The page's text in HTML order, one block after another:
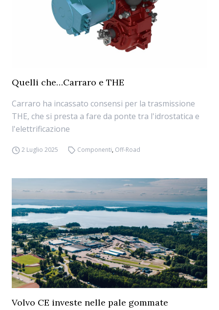
Quelli che…Carraro e THE
Carraro ha incassato consensi per la trasmissione
THE, che si presta a fare da ponte tra l'idrostatica e
l'elettrificazione
2 Luglio 2025 Componenti, Off-Road
Volvo CE investe nelle pale gommate